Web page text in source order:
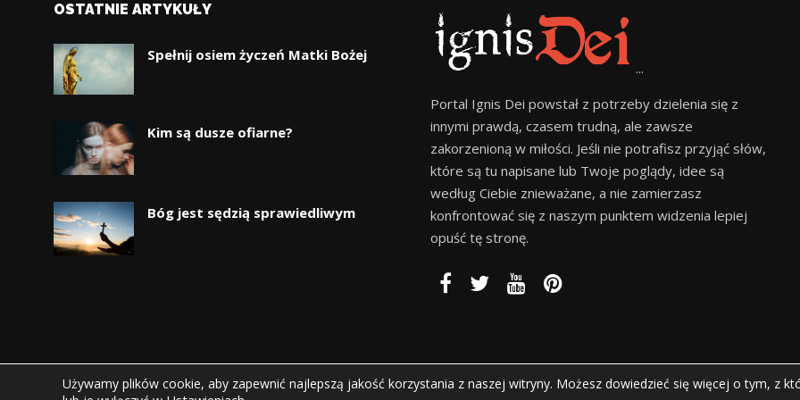
OSTATNIE ARTYKUŁY
Spełnij osiem życzeń Matki Bożej
Kim są dusze ofiarne?
Bóg jest sędzią sprawiedliwym
...
Portal Ignis Dei powstał z potrzeby dzielenia się z
innymi prawdą, czasem trudną, ale zawsze
zakorzenioną w miłości. Jeśli nie potrafisz przyjąć słów,
które są tu napisane lub Twoje poglądy, idee są
według Ciebie znieważane, a nie zamierzasz
konfrontować się z naszym punktem widzenia lepiej
opuść tę stronę.
© CopyrightGórnicki Invest sp. z o.o.
Używamy plików cookie, aby zapewnić najlepszą jakość korzystania z naszej witryny. Możesz dowiedzieć się więcej o tym, z